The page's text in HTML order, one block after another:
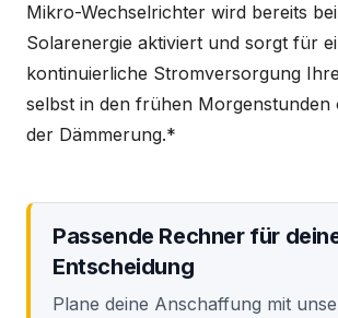
Mikro-Wechselrichter wird bereits
Solarenergie aktiviert und sorgt für
kontinuierliche Stromversorgung
selbst in den frühen Morgenstunden
der Dämmerung.*
Passende Rechner für
Entscheidung
Plane deine Anschaffung mit